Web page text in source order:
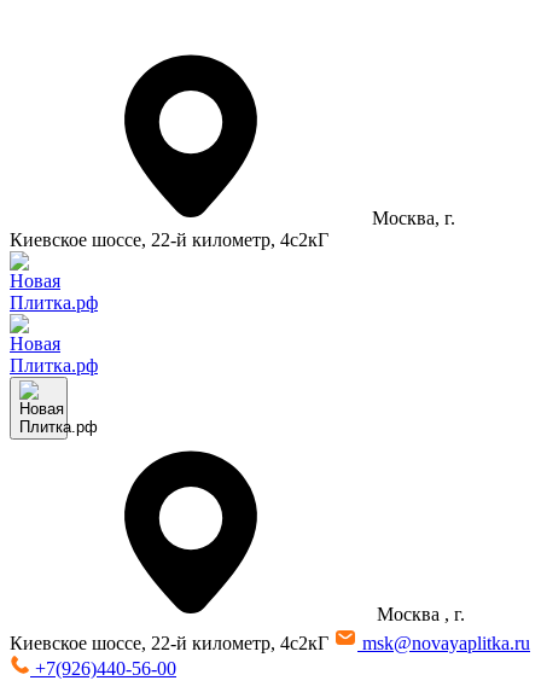
Москва, г.
Киевское шоссе, 22-й километр, 4с2кГ
Москва , г.
Киевское шоссе, 22-й километр, 4с2кГ
msk@novayaplitka.ru
+7(926)440-56-00